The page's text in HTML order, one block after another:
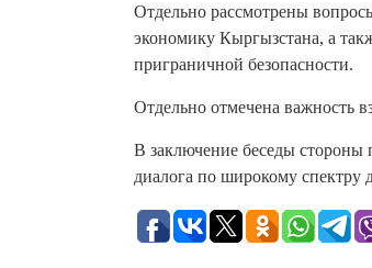
Отдельно рассмотрены
экономику Кыргызстана, а
приграничной безопасности.
Отдельно отмечена важность
В заключение беседы стороны
диалога по широкому спектру